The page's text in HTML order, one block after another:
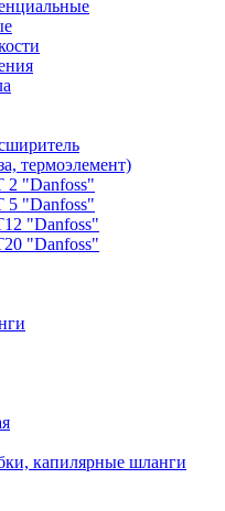
термоэлемент)
2 "Danfoss"
5 "Danfoss"
"Danfoss"
"Danfoss"
капилярные шланги